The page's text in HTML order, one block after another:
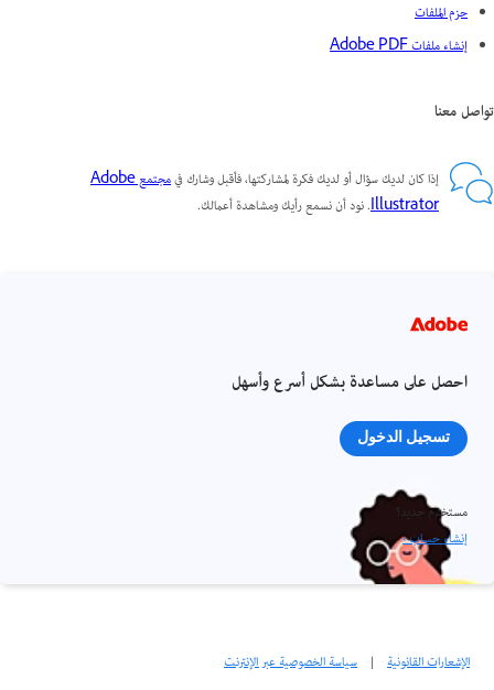
حزم الملفات
إنشاء ملفات Adobe PDF
تواصل معنا
إذا كان لديك سؤال أو لديك فكرة لمشاركتها، فأقبل وشارك في
مجتمع Adobe
Illustrator. نود أن نسمع رأيك ومشاهدة أعمالك.
احصل على مساعدة بشكل أسرع وأسهل
تسجيل الدخول
مستخدم جديد؟
إنشاء حساب ›
الإشعارات القانونية | سياسة الخصوصية عبر الإنترنت